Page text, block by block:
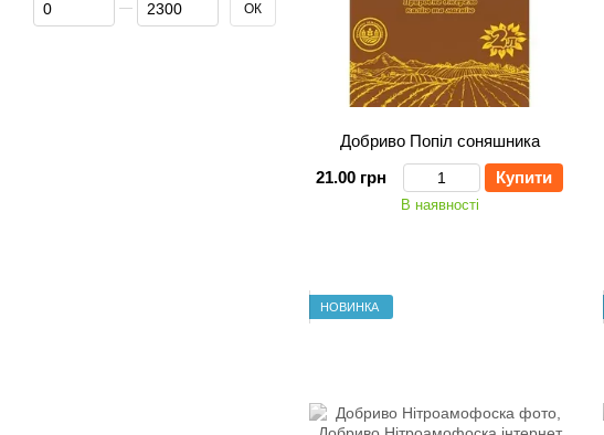
Добриво Попіл соняшника
21.00 грн
Купити
В наявності
НОВИНКА
ОК